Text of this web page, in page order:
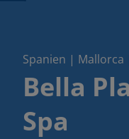
Spanien | Mallorca
Bella
Spa